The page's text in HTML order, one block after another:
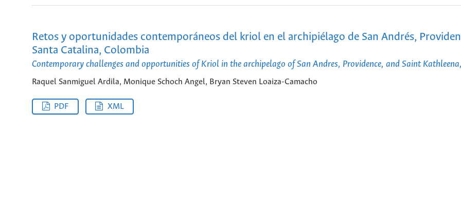
Retos y oportunidades contemporáneos del kriol en el archipiélago de San Andrés,
Santa Catalina, Colombia
Contemporary challenges and opportunities of Kriol in the archipelago of San Andres, Providence, and Saint
Raquel Sanmiguel Ardila, Monique Schoch Angel, Bryan Steven Loaiza-Camacho
PDF XML